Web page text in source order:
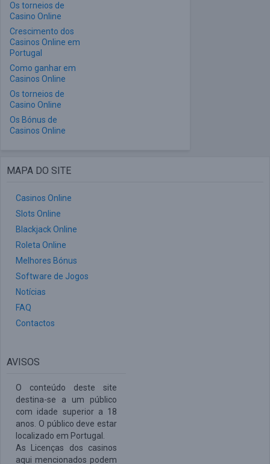
Os torneios de
Casino Online
Crescimento dos
Casinos Online em
Portugal
Como ganhar em
Casinos Online
Os torneios de
Casino Online
Os Bónus de
Casinos Online
MAPA DO SITE
Casinos Online
Slots Online
Blackjack Online
Roleta Online
Melhores Bónus
Software de Jogos
Notícias
FAQ
Contactos
AVISOS
O conteúdo deste site
destina-se a um público
com idade superior a 18
anos. O público deve estar
localizado em Portugal.
As Licenças dos casinos
aqui mencionados podem